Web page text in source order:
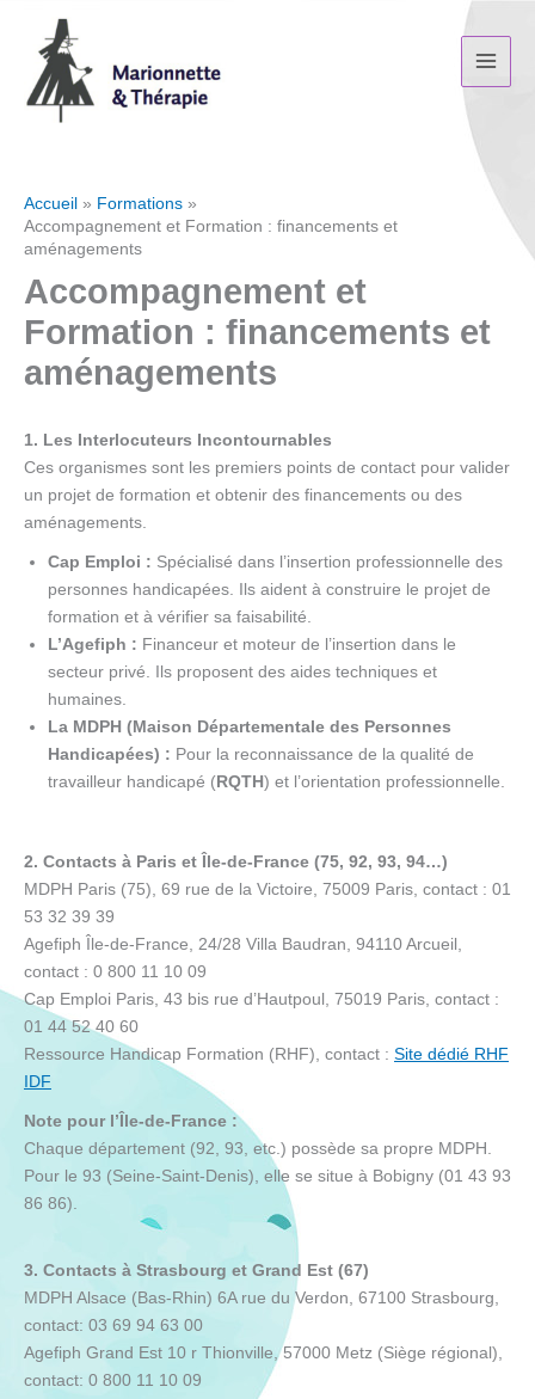
contenu
Accueil
Formations
Accompagnement et Formation : financements et
aménagements
Accompagnement et
Formation : financements et
aménagements
1. Les Interlocuteurs Incontournables
Ces organismes sont les premiers points de contact pour valider
un projet de formation et obtenir des financements ou des
aménagements.
Cap Emploi : Spécialisé dans l’insertion professionnelle des
personnes handicapées. Ils aident à construire le projet de
formation et à vérifier sa faisabilité.
L’Agefiph : Financeur et moteur de l’insertion dans le
secteur privé. Ils proposent des aides techniques et
humaines.
La MDPH (Maison Départementale des Personnes
Handicapées) : Pour la reconnaissance de la qualité de
travailleur handicapé ( RQTH ) et l’orientation professionnelle.
2. Contacts à Paris et Île-de-France (75, 92, 93, 94…)
MDPH Paris (75), 69 rue de la Victoire, 75009 Paris, contact : 01
53 32 39 39
Agefiph Île-de-France, 24/28 Villa Baudran, 94110 Arcueil,
contact : 0 800 11 10 09
Cap Emploi Paris, 43 bis rue d’Hautpoul, 75019 Paris, contact :
01 44 52 40 60
Ressource Handicap Formation (RHF), contact : Site dédié RHF
IDF
Note pour l’Île-de-France :
Chaque département (92, 93, etc.) possède sa propre MDPH.
Pour le 93 (Seine-Saint-Denis), elle se situe à Bobigny (01 43 93
86 86).
3. Contacts à Strasbourg et Grand Est (67)
MDPH Alsace (Bas-Rhin) 6A rue du Verdon, 67100 Strasbourg,
contact: 03 69 94 63 00
Agefiph Grand Est 10 r Thionville, 57000 Metz (Siège régional),
contact: 0 800 11 10 09